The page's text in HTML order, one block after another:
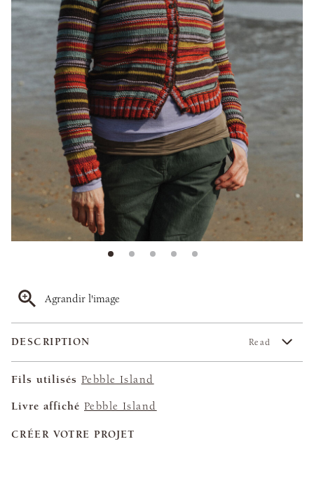
Agrandir l'image
DESCRIPTION Read
Fils utilisés Pebble Island
Livre affiché Pebble Island
CRÉER VOTRE PROJET